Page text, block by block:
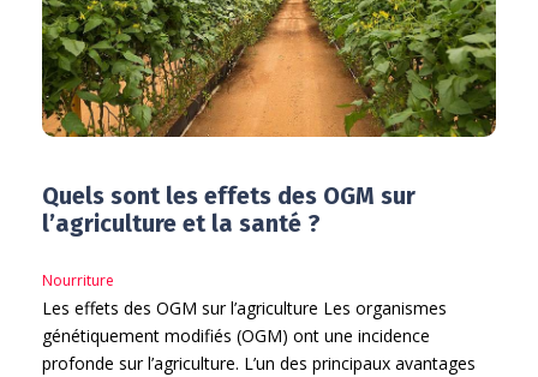
Quels sont les effets des OGM sur
l’agriculture et la santé ?
Nourriture
Les effets des OGM sur l’agriculture Les organismes
génétiquement modifiés (OGM) ont une incidence
profonde sur l’agriculture. L’un des principaux avantages